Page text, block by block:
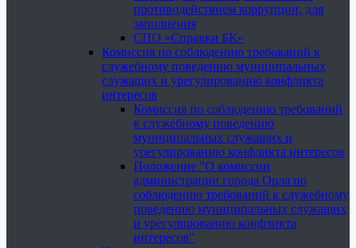
противодействием коррупции, для
заполнения
СПО «Справки БК»
Комиссия по соблюдению требований к
служебному поведению муниципальных
служащих и урегулированию конфликта
интересов
Комиссия по соблюдению требований
к служебному поведению
муниципальных служащих и
урегулированию конфликта интересов
Положение "О комиссии
администрации города Орла по
соблюдению требований к служебному
поведению муниципальных служащих
и урегулированию конфликта
интересов"